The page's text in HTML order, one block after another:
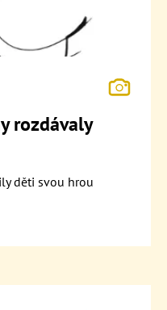
rozdávaly
děti svou hrou